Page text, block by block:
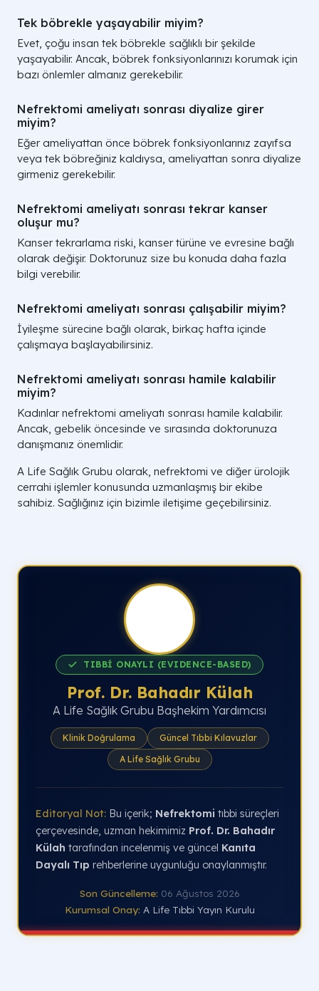
Tek böbrekle yaşayabilir miyim?
Evet, çoğu insan tek böbrekle sağlıklı bir şekilde
yaşayabilir. Ancak, böbrek fonksiyonlarınızı korumak için
bazı önlemler almanız gerekebilir.
Nefrektomi ameliyatı sonrası diyalize girer
miyim?
Eğer ameliyattan önce böbrek fonksiyonlarınız zayıfsa
veya tek böbreğiniz kaldıysa, ameliyattan sonra diyalize
girmeniz gerekebilir.
Nefrektomi ameliyatı sonrası tekrar kanser
oluşur mu?
Kanser tekrarlama riski, kanser türüne ve evresine bağlı
olarak değişir. Doktorunuz size bu konuda daha fazla
bilgi verebilir.
Nefrektomi ameliyatı sonrası çalışabilir miyim?
İyileşme sürecine bağlı olarak, birkaç hafta içinde
çalışmaya başlayabilirsiniz.
Nefrektomi ameliyatı sonrası hamile kalabilir
miyim?
Kadınlar nefrektomi ameliyatı sonrası hamile kalabilir.
Ancak, gebelik öncesinde ve sırasında doktorunuza
danışmanız önemlidir.
A Life Sağlık Grubu olarak, nefrektomi ve diğer ürolojik
cerrahi işlemler konusunda uzmanlaşmış bir ekibe
sahibiz. Sağlığınız için bizimle iletişime geçebilirsiniz.
TIBBİ ONAYLI (EVIDENCE-BASED)
Prof. Dr. Bahadır Külah
A Life Sağlık Grubu Başhekim Yardımcısı
Klinik Doğrulama
Güncel Tıbbi Kılavuzlar
A Life Sağlık Grubu
Editoryal Not: Bu içerik; Nefrektomi tıbbi süreçleri
çerçevesinde, uzman hekimimiz Prof. Dr. Bahadır
Külah tarafından incelenmiş ve güncel Kanıta
Dayalı Tıp rehberlerine uygunluğu onaylanmıştır.
Son Güncelleme: 06 Ağustos 2026
Kurumsal Onay: A Life Tıbbi Yayın Kurulu